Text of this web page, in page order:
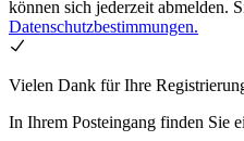
können sich jederzeit abmelden.
Datenschutzbestimmungen.
Vielen Dank für Ihre
In Ihrem Posteingang finden Sie